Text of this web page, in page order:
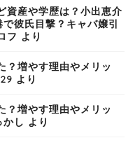
資産や学歴は？小出恵介
彼氏目撃？キャバ嬢引
フ より
？増やす理由やメリッ
より
？増やす理由やメリッ
かし より